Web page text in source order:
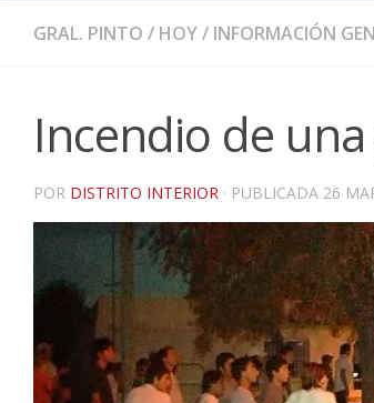
GRAL. PINTO / HOY/ INFORMACIÓN
Incendio de
POR DISTRITO INTERIOR · PUBLICADA 26